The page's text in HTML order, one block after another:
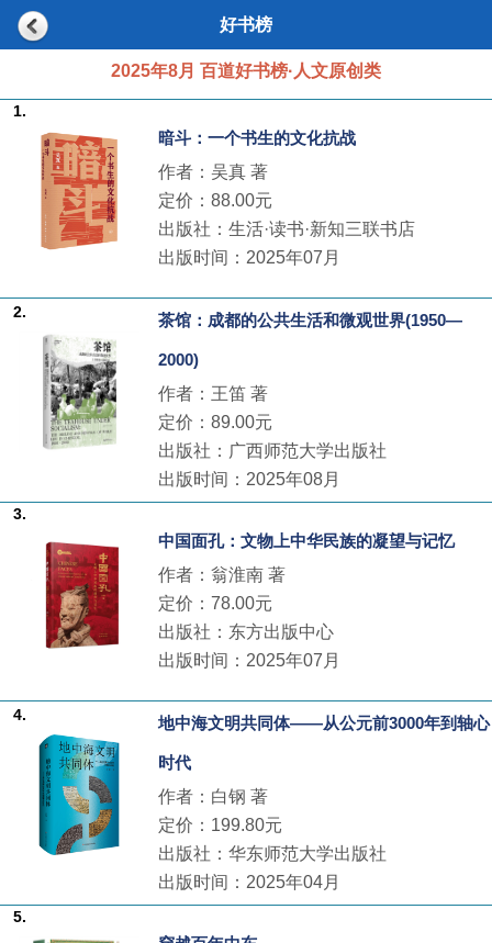
好书榜
2025年8月 百道好书榜·人文原创类
1.
暗斗：一个书生的文化抗战
作者：吴真 著
定价：88.00元
出版社：生活·读书·新知三联书店
出版时间：2025年07月
2. 茶馆：成都的公共生活和微观世界(1950—
2000)
作者：王笛 著
定价：89.00元
出版社：广西师范大学出版社
出版时间：2025年08月
3.
中国面孔：文物上中华民族的凝望与记忆
作者：翁淮南 著
定价：78.00元
出版社：东方出版中心
出版时间：2025年07月
4. 地中海文明共同体——从公元前3000年到轴心
时代
作者：白钢 著
定价：199.80元
出版社：华东师范大学出版社
出版时间：2025年04月
5.